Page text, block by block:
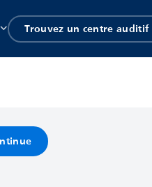
Trouvez un centre auditif